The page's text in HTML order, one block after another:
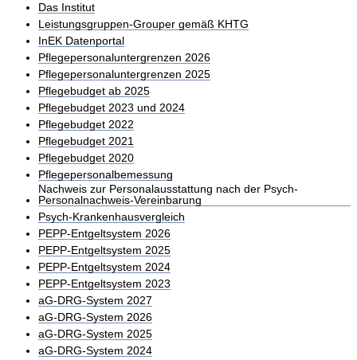
Das Institut
Leistungsgruppen-Grouper gemäß KHTG
InEK Datenportal
Pflegepersonaluntergrenzen 2026
Pflegepersonaluntergrenzen 2025
Pflegebudget ab 2025
Pflegebudget 2023 und 2024
Pflegebudget 2022
Pflegebudget 2021
Pflegebudget 2020
Pflegepersonalbemessung
Nachweis zur Personalausstattung nach der Psych-
Personalnachweis-Vereinbarung
Psych-Krankenhausvergleich
PEPP-Entgeltsystem 2026
PEPP-Entgeltsystem 2025
PEPP-Entgeltsystem 2024
PEPP-Entgeltsystem 2023
aG-DRG-System 2027
aG-DRG-System 2026
aG-DRG-System 2025
aG-DRG-System 2024